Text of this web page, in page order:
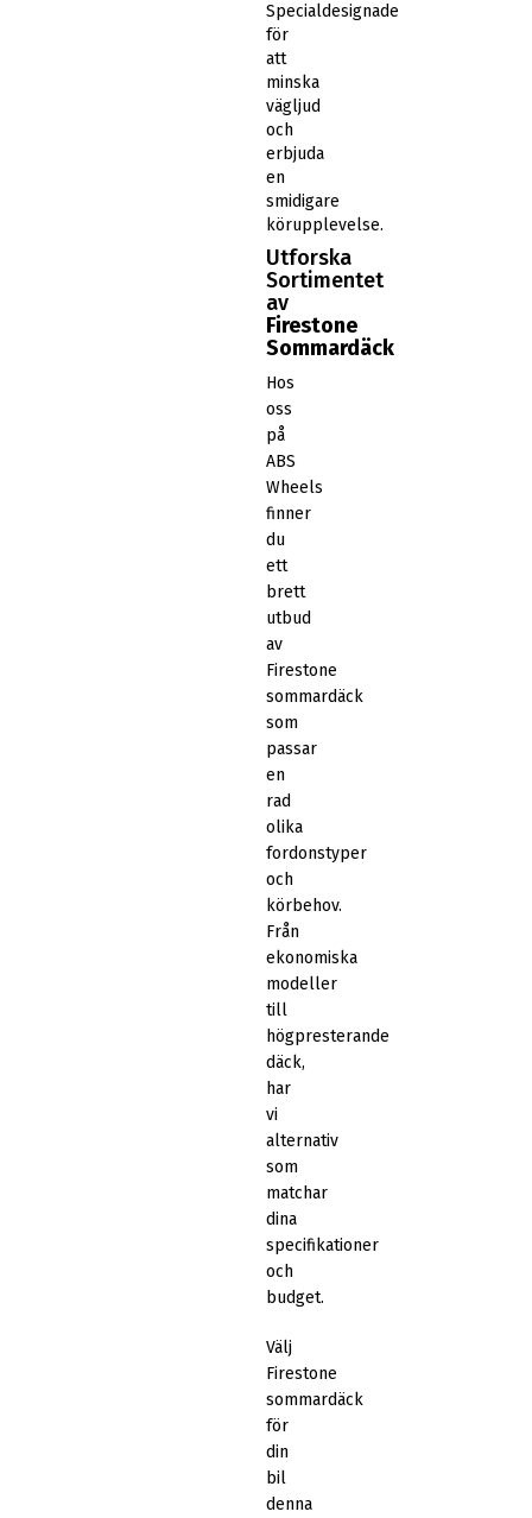
Specialdesignade
för
att
minska
vägljud
och
erbjuda
en
smidigare
körupplevelse.
Utforska
Sortimentet
av
Firestone
Sommardäck
Hos
oss
på
ABS
Wheels
finner
du
ett
brett
utbud
av
Firestone
sommardäck
som
passar
en
rad
olika
fordonstyper
och
körbehov.
Från
ekonomiska
modeller
till
högpresterande
däck,
har
vi
alternativ
som
matchar
dina
specifikationer
och
budget.
Välj
Firestone
sommardäck
för
din
bil
denna